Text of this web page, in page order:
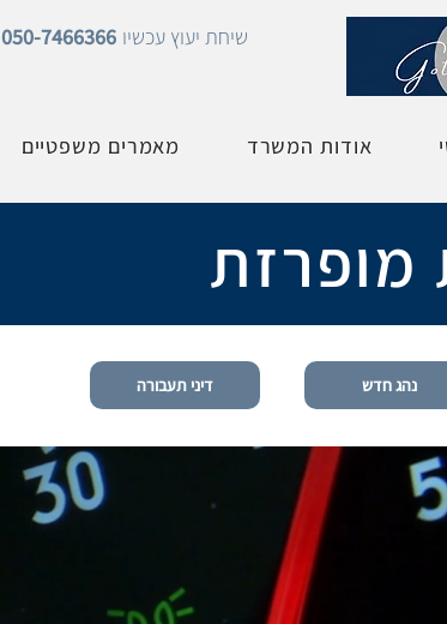
שיחת יעוץ עכשיו 050-7466366
מאמרים משפטיים אודות המשרד
מופרזת
דיני תעבורה נהג חדש